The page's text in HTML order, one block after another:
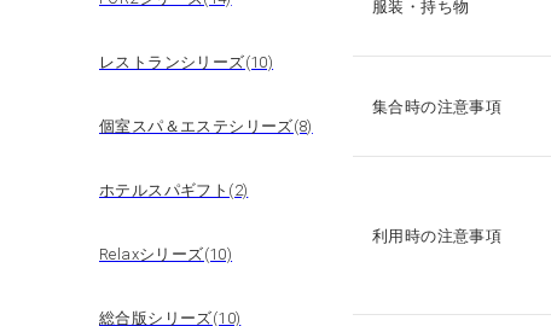
レストランシリーズ(10)
個室スパ＆エステシリーズ(8)
ホテルスパギフト(2)
Relaxシリーズ(10)
総合版シリーズ(10)
服装・持ち物
集合時の注意事項
利用時の注意事項